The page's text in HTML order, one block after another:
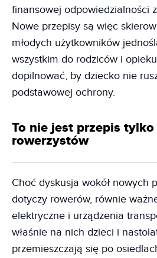
finansowej odpowiedzialności
Nowe przepisy są więc
młodych użytkowników
wszystkim do rodziców i
dopilnować, by dziecko nie
podstawowej ochrony.
To nie jest przepis tylko
rowerzystów
Choć dyskusja wokół nowych
dotyczy rowerów, równie
elektryczne i urządzenia
właśnie na nich dzieci i
przemieszczają się po